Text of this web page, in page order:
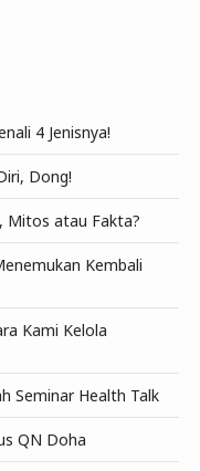
4 Jenisnya!
Dong!
Mitos atau Fakta?
Kembali
Kami Kelola
Seminar Health Talk
QN Doha